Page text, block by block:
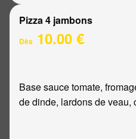
Pizza 4 jambons
Dès 10.00 €
Base sauce tomate,
de dinde, lardons de veau,